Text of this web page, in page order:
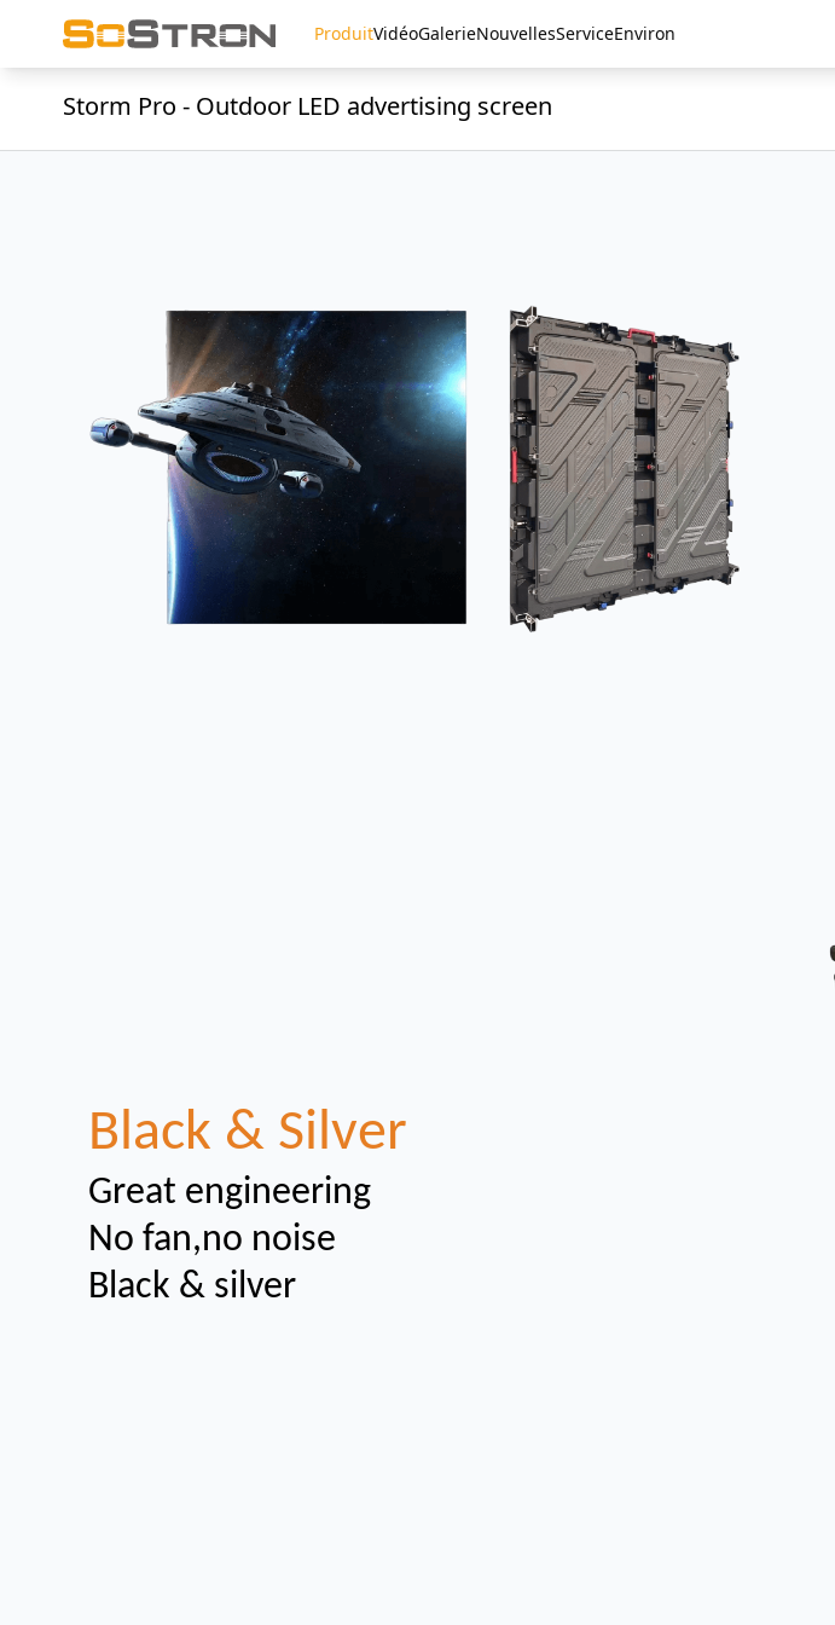
ProduitVidéoGalerieNouvellesServiceEnviron
Storm Pro - Outdoor LED advertising screen
Black & Silver
Great engineering
No fan,no noise
Black & silver